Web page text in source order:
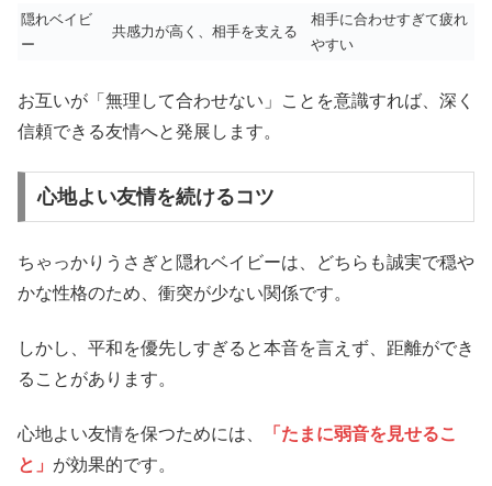
隠れベイビ
ー
共感力が高く、相手を支える
相手に合わせすぎて疲れ
やすい
お互いが「無理して合わせない」ことを意識すれば、深く
信頼できる友情へと発展します。
心地よい友情を続けるコツ
ちゃっかりうさぎと隠れベイビーは、どちらも誠実で穏や
かな性格のため、衝突が少ない関係です。
しかし、平和を優先しすぎると本音を言えず、距離ができ
ることがあります。
心地よい友情を保つためには、
「たまに弱音を見せるこ
と」 が効果的です。